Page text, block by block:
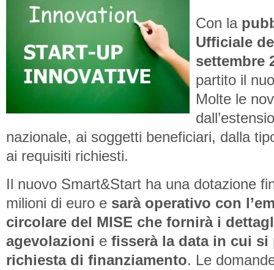
Con la
Ufficiale
settembre
partito il
Molte le
nazionale, ai soggetti beneficiari, dalla
ai requisiti richiesti.
Il nuovo Smart&Start ha una dotazione
milioni di euro e sarà operativo con
circolare del MISE che fornirà i
agevolazioni e fisserà la data in cui si
richiesta di finanziamento. Le